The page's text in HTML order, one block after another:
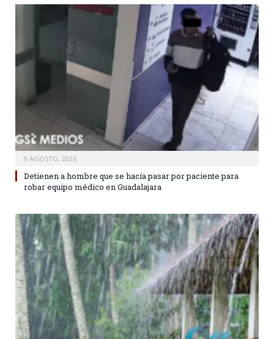
9 AGOSTO, 2026
Detienen a hombre que se hacía pasar por paciente para
robar equipo médico en Guadalajara